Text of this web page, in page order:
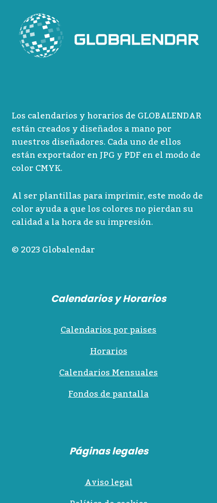
Los calendarios y horarios de GLOBALENDAR
están creados y diseñados a mano por
nuestros diseñadores. Cada uno de ellos
están exportador en JPG y PDF en el modo de
color CMYK.
Al ser plantillas para imprimir, este modo de
color ayuda a que los colores no pierdan su
calidad a la hora de su impresión.
© 2023 Globalendar
Calendarios y Horarios
Calendarios por paises
Horarios
Calendarios Mensuales
Fondos de pantalla
Páginas legales
Aviso legal